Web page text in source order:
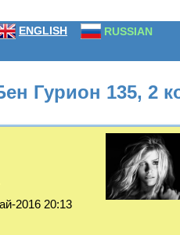
ENGLISH RUSSIAN
Гурион 135, 2
2016 20:13